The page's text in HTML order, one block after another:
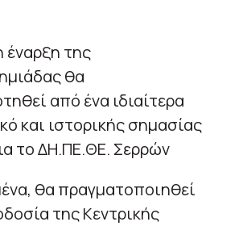
έναρξη της
θα
από ένα ιδιαίτερα
και ιστορικής σημασίας
το ΔΗ.ΠΕ.ΘΕ. Σερρών
θα πραγματοποιηθεί
της Κεντρικής